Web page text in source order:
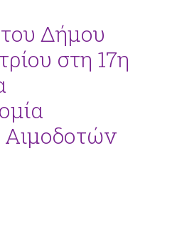
Δήμου
στη 17η